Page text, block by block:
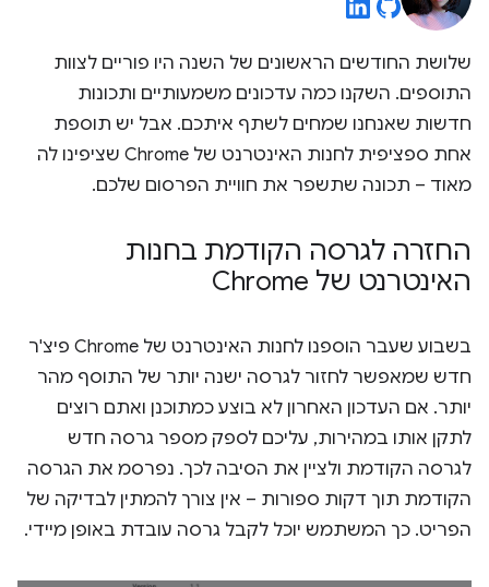
שלושת החודשים הראשונים של השנה היו פוריים לצוות
התוספים. השקנו כמה עדכונים משמעותיים ותכונות
חדשות שאנחנו שמחים לשתף איתכם. אבל יש תוספת
אחת ספציפית לחנות האינטרנט של Chrome שציפינו לה
מאוד – תכונה שתשפר את חוויית הפרסום שלכם.
החזרה לגרסה הקודמת בחנות
האינטרנט של Chrome
בשבוע שעבר הוספנו לחנות האינטרנט של Chrome פיצ'ר
חדש שמאפשר לחזור לגרסה ישנה יותר של התוסף מהר
יותר. אם העדכון האחרון לא בוצע כמתוכנן ואתם רוצים
לתקן אותו במהירות, עליכם לספק מספר גרסה חדש
לגרסה הקודמת ולציין את הסיבה לכך. נפרסמ את הגרסה
הקודמת תוך דקות ספורות – אין צורך להמתין לבדיקה של
הפריט. כך המשתמש יוכל לקבל גרסה עובדת באופן מיידי.